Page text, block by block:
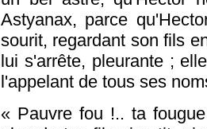
Astyanax, parce
sourit, regardant son fils
lui s'arrête, pleurante ;
l'appelant de tous ses
« Pauvre fou !.. ta